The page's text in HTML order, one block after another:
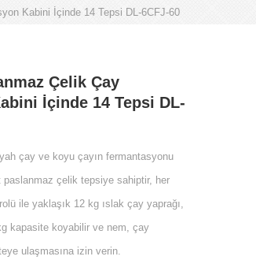
Kabini İçinde 14 Tepsi DL-6CFJ-60
Çelik Çay
İçinde 14 Tepsi DL-
çay ve koyu çayın fermantasyonu
paslanmaz çelik tepsiye sahiptir, her
ile yaklaşık 12 kg ıslak çay yaprağı,
kapasite koyabilir ve nem, çay
ulaşmasına izin verin.